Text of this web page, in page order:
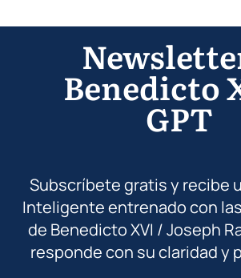
Benedicto
GPT
Subscríbete gratis y recibe
Inteligente entrenado con
de Benedicto XVI / Joseph
responde con su claridad y